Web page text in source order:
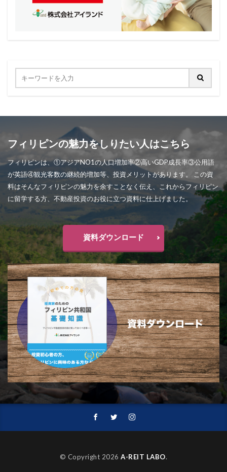
フィリピンの魅力をしりたい人はこちら
フィリピンは、①アジアNO1の人口増加率②高いGDP成長率③公用語
が英語④観光客数の継続的増加等、投資メリットがあります。 この資
料はそんなフィリピンの魅力を余すことなく伝え、これからフィリピン
に留学する方、不動産投資のお役に立つ資料に仕上げました。
資料ダウンロード
© Copyright 2026A-REIT LABO.